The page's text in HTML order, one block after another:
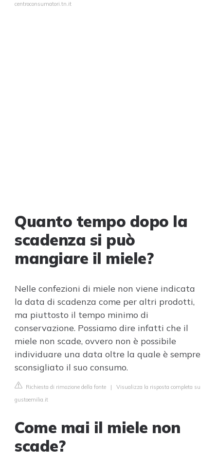
centroconsumatori.tn.it
Quanto tempo dopo la
scadenza si può
mangiare il miele?
Nelle confezioni di miele non viene indicata
la data di scadenza come per altri prodotti,
ma piuttosto il tempo minimo di
conservazione. Possiamo dire infatti che il
miele non scade, ovvero non è possibile
individuare una data oltre la quale è sempre
sconsigliato il suo consumo.
Richiesta di rimozione della fonte | Visualizza la risposta completa su
gustoemilia.it
Come mai il miele non
scade?